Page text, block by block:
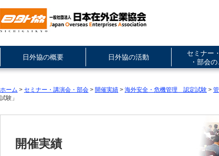
日外協の概要 日外協の活動
セミナー
・部会
ホーム > セミナー・講演会・部会 > 開催実績 > 海外安全・危機管理 認定試験 >
試験」
開催実績